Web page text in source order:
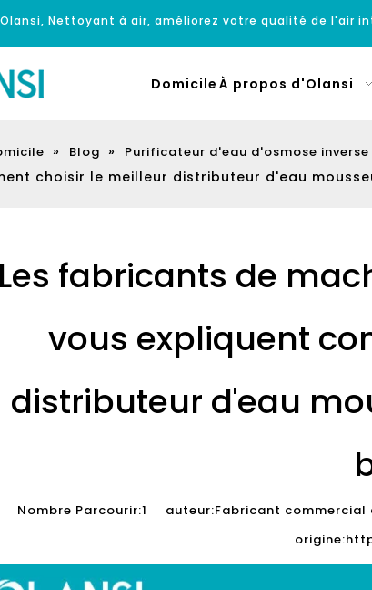
Nettoyant à air, améliorez votre qualité de l'air
Domicile À propos d'Olansi
» Blog » Purificateur d'eau d'osmose
choisir le meilleur distributeur d'eau
Les fabricants de
vous expliquent
distributeur d'eau
Nombre Parcourir:1
auteur:Fabricant
origine: